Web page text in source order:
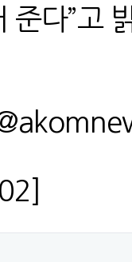
준다”고